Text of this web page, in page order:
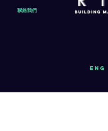
聯絡我們
eng